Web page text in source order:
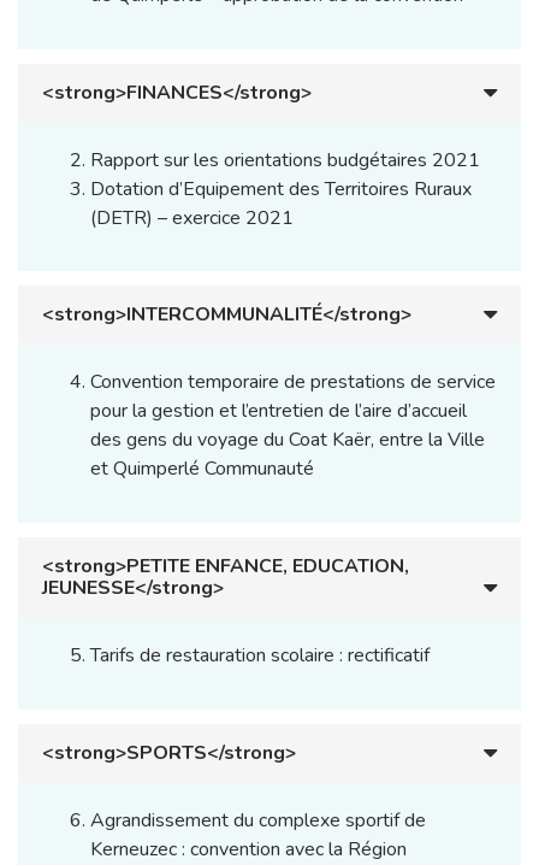
<strong>FINANCES</strong>
Rapport sur les orientations budgétaires 2021
Dotation d’Equipement des Territoires Ruraux
(DETR) – exercice 2021
<strong>INTERCOMMUNALITÉ</strong>
Convention temporaire de prestations de service
pour la gestion et l’entretien de l’aire d’accueil
des gens du voyage du Coat Kaër, entre la Ville
et Quimperlé Communauté
<strong>PETITE ENFANCE, EDUCATION,
JEUNESSE</strong>
Tarifs de restauration scolaire : rectificatif
<strong>SPORTS</strong>
Agrandissement du complexe sportif de
Kerneuzec : convention avec la Région